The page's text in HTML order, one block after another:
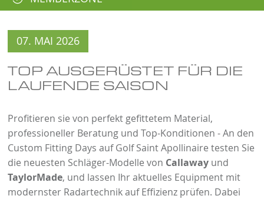
07. MAI 2026
TOP AUSGERÜSTET FÜR DIE
LAUFENDE SAISON
Profitieren sie von perfekt gefittetem Material,
professioneller Beratung und Top-Konditionen - An den
Custom Fitting Days auf Golf Saint Apollinaire testen Sie
die neuesten Schläger-Modelle von Callaway und
TaylorMade, und lassen Ihr aktuelles Equipment mit
modernster Radartechnik auf Effizienz prüfen. Dabei